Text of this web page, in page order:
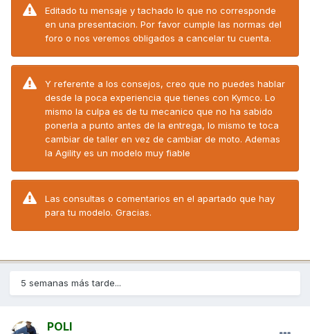
Editado tu mensaje y tachado lo que no corresponde
en una presentacion. Por favor cumple las normas del
foro o nos veremos obligados a cancelar tu cuenta.
Y referente a los consejos, creo que no puedes hablar
desde la poca experiencia que tienes con Kymco. Lo
mismo la culpa es de tu mecanico que no ha sabido
ponerla a punto antes de la entrega, lo mismo te toca
cambiar de taller en vez de cambiar de moto. Ademas
la Agility es un modelo muy fiable
Las consultas o comentarios en el apartado que hay
para tu modelo. Gracias.
5 semanas más tarde...
POLI